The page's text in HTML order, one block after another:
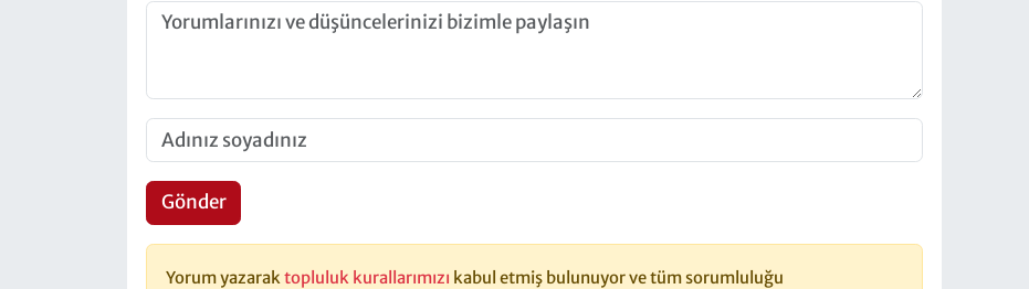
Gönder
Yorum yazaraktopluluk kurallarımızı kabul etmiş bulunuyor ve tüm sorumluluğu